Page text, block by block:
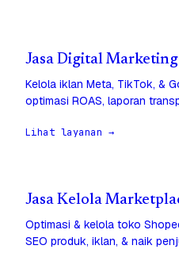
Jasa Digital
Kelola iklan Meta, TikTok, &
optimasi ROAS, laporan
Lihat layanan →
Jasa Kelola
Optimasi & kelola toko
SEO produk, iklan, & naik